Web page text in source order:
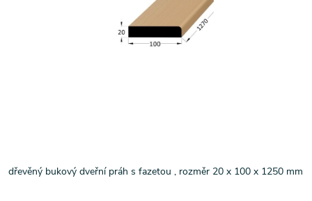
dřevěný bukový dveřní práh s fazetou , rozměr 20 x 100 x 1250 mm